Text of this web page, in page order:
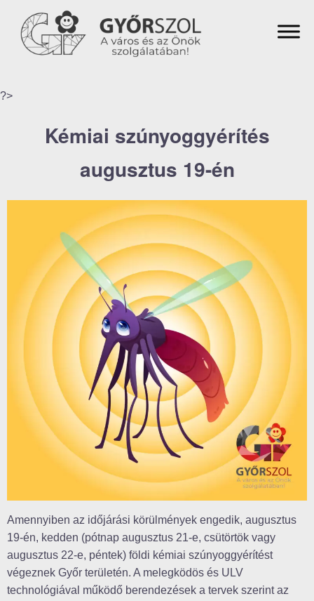
?>
Kémiai szúnyoggyérítés
augusztus 19-én
Amennyiben az időjárási körülmények engedik, augusztus
19-én, kedden (pótnap augusztus 21-e, csütörtök vagy
augusztus 22-e, péntek) földi kémiai szúnyoggyérítést
végeznek Győr területén. A melegködös és ULV
technológiával működő berendezések a tervek szerint az